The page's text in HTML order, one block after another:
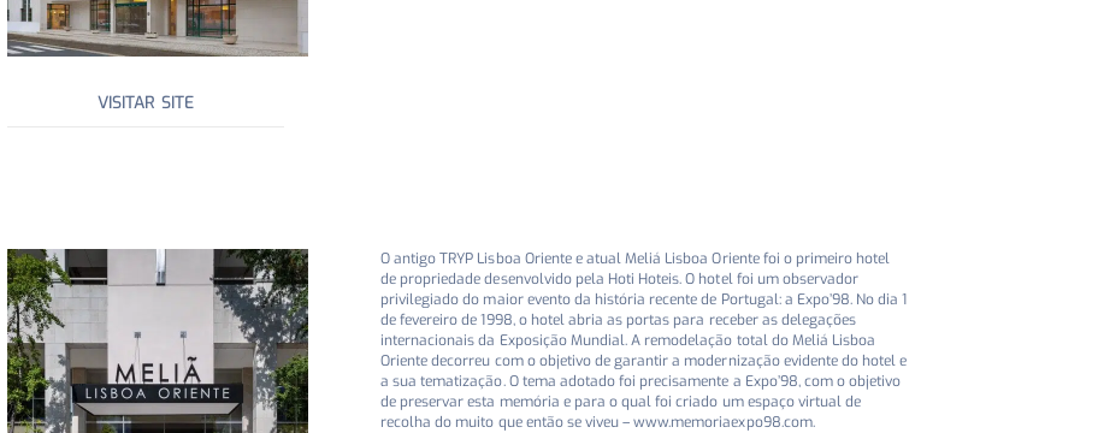
VISITAR SITE
O antigo TRYP Lisboa Oriente e atual Meliá Lisboa Oriente foi o primeiro hotel
de propriedade desenvolvido pela Hoti Hoteis. O hotel foi um observador
privilegiado do maior evento da história recente de Portugal: a Expo’98. No dia 1
de fevereiro de 1998, o hotel abria as portas para receber as delegações
internacionais da Exposição Mundial. A remodelação total do Meliá Lisboa
Oriente decorreu com o objetivo de garantir a modernização evidente do hotel e
a sua tematização. O tema adotado foi precisamente a Expo’98, com o objetivo
de preservar esta memória e para o qual foi criado um espaço virtual de
recolha do muito que então se viveu – www.memoriaexpo98.com.